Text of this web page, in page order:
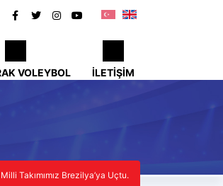
VOLEYBOL İLETIŞIM
Takımımız Brezilya’ya Uçtu.